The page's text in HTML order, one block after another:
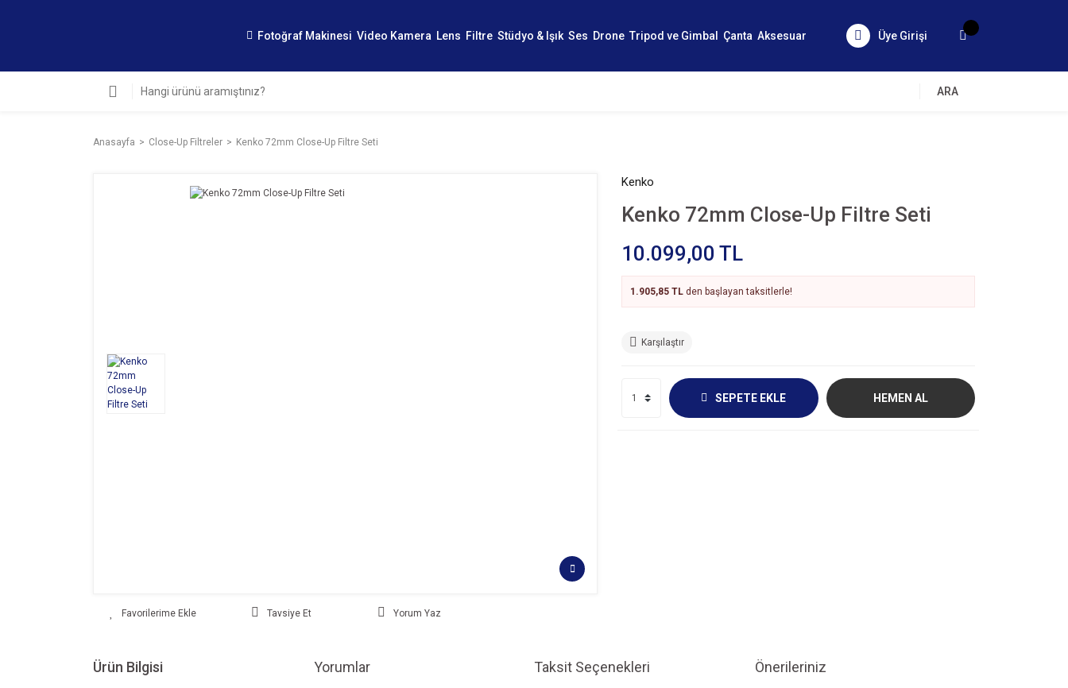
Fotoğraf Makinesi Video Kamera Lens Filtre Stüdyo & Işık Ses Drone Tripod ve Gimbal Çanta Aksesuar Üye Girişi
ARA
Anasayfa Close-Up Filtreler Kenko 72mm Close-Up Filtre Seti
Tavsiye Et Yorum Yaz
Kenko
Kenko 72mm Close-Up Filtre Seti
10.099,00 TL
1.905,85 TL den başlayan taksitlerle!
Karşılaştır
SEPETE EKLE HEMEN AL
Ürün Bilgisi Yorumlar Taksit Seçenekleri Önerileriniz